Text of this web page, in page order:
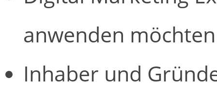
anwenden möchten
Inhaber und